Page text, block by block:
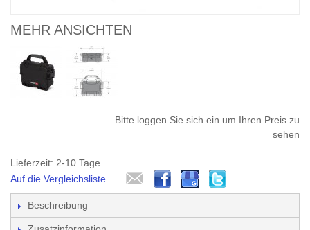
MEHR ANSICHTEN
Bitte loggen Sie sich ein um Ihren Preis zu
sehen
Lieferzeit: 2-10 Tage
Auf die Vergleichsliste
Beschreibung